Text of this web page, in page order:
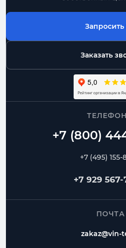
Заказать
+7 (495) 155-
+7 929
ПОЧТА
zakaz@vin-